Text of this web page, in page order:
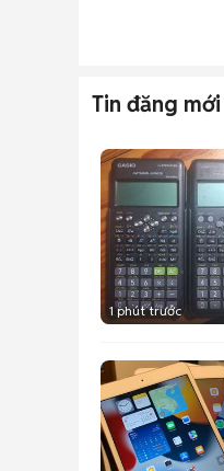
Tin đăng mới
1 phút trước